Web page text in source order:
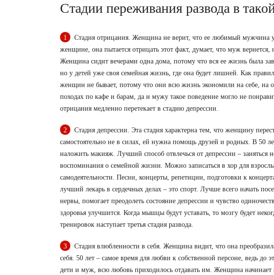
Стадии переживания развода в
Стадия отрицания. Женщина не верит, что ее любимый мужчина
женщине, она пытается отрицать этот факт, думает, что муж вернется,
Женщина сидит вечерами одна дома, потому что вся ее жизнь была
но у детей уже своя семейная жизнь, где она будет лишней. Как
женщин не бывает, потому что они всю жизнь экономили на себе, на
походах по кафе и барам, да и мужу такое поведение могло не
отрицания медленно перетекает в стадию депрессии.
Стадия депрессии. Эта стадия характерна тем, что женщину
самостоятельно не в силах, ей нужна помощь друзей и родных. В 50
наложить макияж. Лучший способ отвлечься от депрессии –
воспоминания о семейной жизни. Можно записаться в хор для
самодеятельности. Песни, концерты, репетиции, подготовки к
лучший лекарь в сердечных делах – это спорт. Лучше всего начать
нервы, помогает преодолеть состояние депрессии и чувство
здоровья улучшится. Когда мышцы будут уставать, то мозгу будет
тренировок наступает третья стадия развода.
Стадия влюбленности в себя. Женщина видит, что она
себя. 50 лет – самое время для любви к собственной персоне, ведь до
дети и муж, всю любовь приходилось отдавать им. Женщина начинает